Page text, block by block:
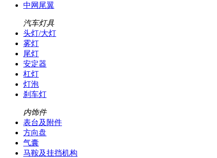
中网尾翼
汽车灯具
头灯/大灯
雾灯
尾灯
安定器
杠灯
灯泡
刹车灯
内饰件
表台及附件
方向盘
气囊
马鞍及挂挡机构